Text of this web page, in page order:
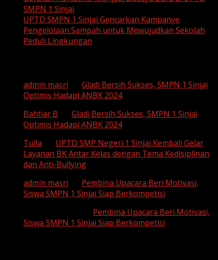
SMPN 1 Sinjai
UPTD SMPN 1 Sinjai Gencarkan Kampanye
Pengelolaan Sampah untuk Mewujudkan Sekolah
Peduli Lingkungan
admin masri
Gladi Bersih Sukses, SMPN 1 Sinjai
Optimis Hadapi ANBK 2024
Bahtiar B
Gladi Bersih Sukses, SMPN 1 Sinjai
Optimis Hadapi ANBK 2024
Tulla
UPTD SMP Negeri 1 Sinjai Kembali Gelar
Layanan BK Antar Kelas dengan Tema Kedisiplinan
dan Anti-Bullying
admin masri
Pembina Upacara Beri Motivasi,
Siswa SMPN 1 Sinjai Siap Berkompetisi
Pembina Upacara Beri Motivasi,
Siswa SMPN 1 Sinjai Siap Berkompetisi